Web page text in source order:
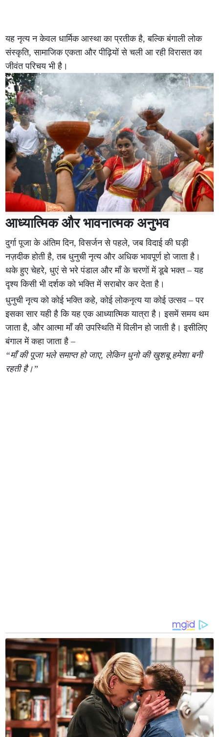
यह नृत्य न केवल धार्मिक आस्था का प्रतीक है, बल्कि बंगाली लोक
संस्कृति, सामाजिक एकता और पीढ़ियों से चली आ रही विरासत का
जीवंत परिचय भी है।
आध्यात्मिक और भावनात्मक अनुभव
दुर्गा पूजा के अंतिम दिन, विसर्जन से पहले, जब विदाई की घड़ी
नज़दीक होती है, तब धुनुची नृत्य और अधिक भावपूर्ण हो जाता है।
थके हुए चेहरे, धुएं से भरे पंडाल और माँ के चरणों में डूबे भक्त – यह
दृश्य किसी भी दर्शक को भक्ति में सराबोर कर देता है।
धुनुची नृत्य को कोई भक्ति कहे, कोई लोकनृत्य या कोई उत्सव – पर
इसका सार यही है कि यह एक आध्यात्मिक यात्रा है। इसमें समय थम
जाता है, और आत्मा माँ की उपस्थिति में विलीन हो जाती है। इसीलिए
बंगाल में कहा जाता है –
“माँ की पूजा भले समाप्त हो जाए, लेकिन धुनो की खुशबू हमेशा बनी
रहती है।”